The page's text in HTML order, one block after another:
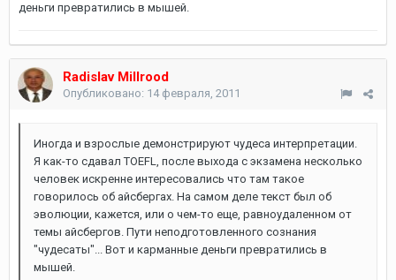
деньги превратились в мышей.
Radislav Millrood
Опубликовано: 14 февраля, 2011
Иногда и взрослые демонстрируют чудеса интерпретации.
Я как-то сдавал TOEFL, после выхода с экзамена несколько
человек искренне интересовались что там такое
говорилось об айсбергах. На самом деле текст был об
эволюции, кажется, или о чем-то еще, равноудаленном от
темы айсбергов. Пути неподготовленного сознания
"чудесаты"... Вот и карманные деньги превратились в
мышей.